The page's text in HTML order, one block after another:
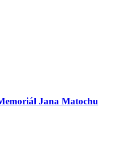
Jana Matochu